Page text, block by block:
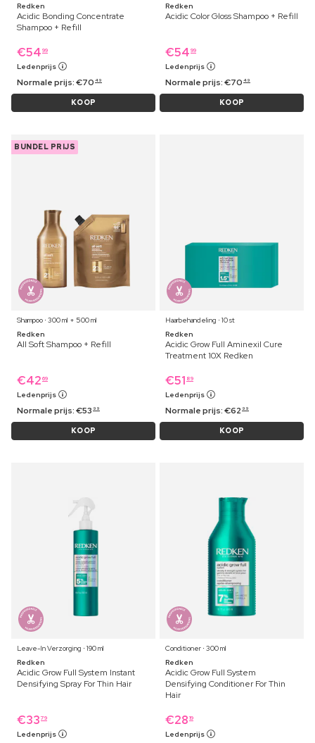
Redken
Acidic Bonding Concentrate
Shampoo + Refill
€54 99
Ledenprijs
Normale prijs:€70 49
KOOP
Redken
Acidic Color Gloss Shampoo + Refill
€54 99
Ledenprijs
Normale prijs:€70 49
KOOP
BUNDEL PRIJS
Shampoo ⋅ 300 ml + 500 ml
Redken
All Soft Shampoo + Refill
€42 69
Ledenprijs
Normale prijs:€53 99
KOOP
Haarbehandeling ⋅ 10 st
Redken
Acidic Grow Full Aminexil Cure
Treatment 10X Redken
€51 89
Ledenprijs
Normale prijs:€62 99
KOOP
Leave-In Verzorging ⋅ 190 ml
Redken
Acidic Grow Full System Instant
Densifying Spray For Thin Hair
€33 79
Ledenprijs
Conditioner ⋅ 300 ml
Redken
Acidic Grow Full System
Densifying Conditioner For Thin
Hair
€28 19
Ledenprijs